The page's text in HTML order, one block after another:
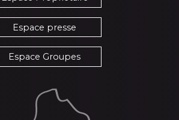
Espace presse
Espace Groupes